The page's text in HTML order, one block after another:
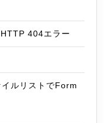
404エラー
ルリストでForm